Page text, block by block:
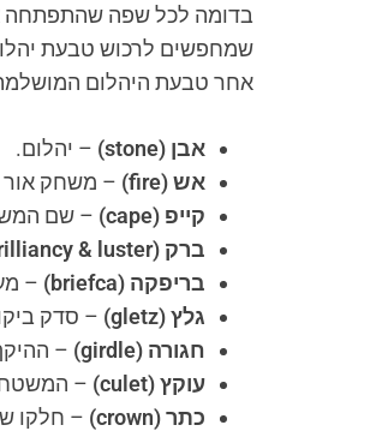
בדומה לכל שפה שהתפתחה
שמחפשים לרכוש טבעת
אחר טבעת היהלום
אבן (stone)
– יהלום.
אש(fire)
– משחק אור
קייפ (cape)
– שם
ברק (brilliancy & luster)
בריפקה (briefca)
–
גלץ(gletz)
– סדק
חגורה (girdle)
–
עוקץ(culet)
–
כתר(crown)
– חלקו